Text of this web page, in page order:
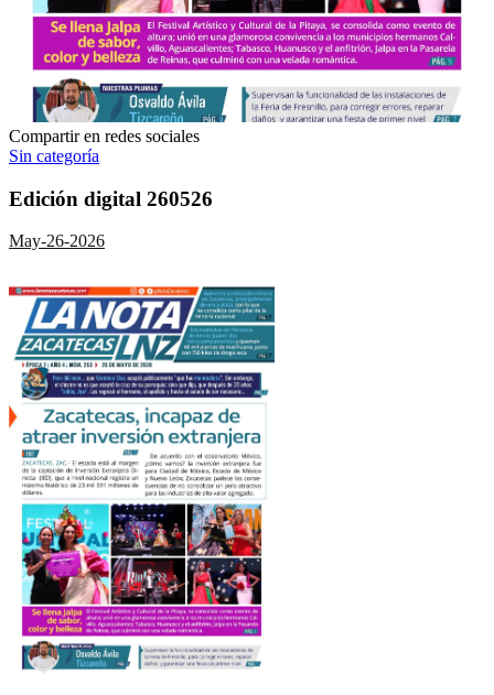
Compartir en redes sociales
Sin categoría
Edición digital 260526
May-26-2026